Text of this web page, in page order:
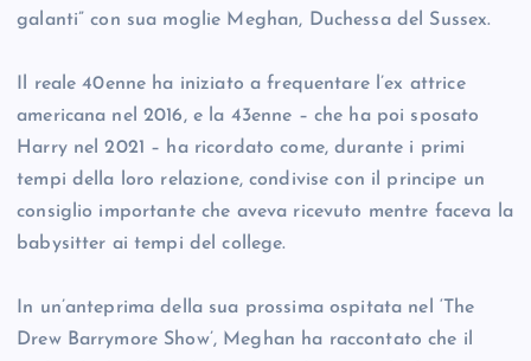
galanti” con sua moglie Meghan, Duchessa del Sussex.
Il reale 40enne ha iniziato a frequentare l’ex attrice
americana nel 2016, e la 43enne – che ha poi sposato
Harry nel 2021 – ha ricordato come, durante i primi
tempi della loro relazione, condivise con il principe un
consiglio importante che aveva ricevuto mentre faceva la
babysitter ai tempi del college.
In un’anteprima della sua prossima ospitata nel ‘The
Drew Barrymore Show’, Meghan ha raccontato che il